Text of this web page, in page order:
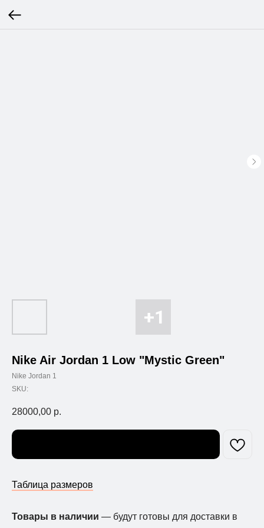
Nike Air Jordan 1 Low "Mystic Green"
Nike Jordan 1
SKU:
28000,00 р.
Таблица размеров
Товары в наличии — будут готовы для доставки в